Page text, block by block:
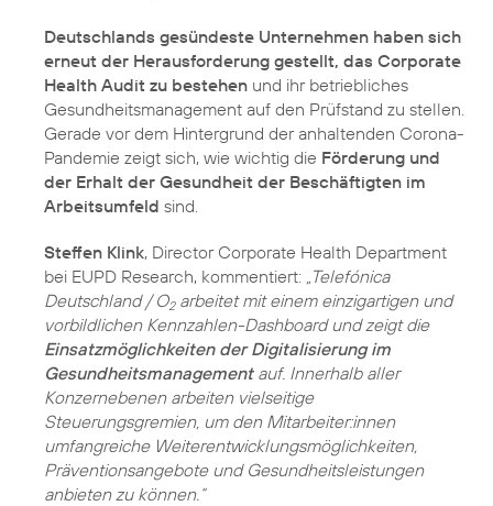
Deutschlands gesündeste Unternehmen haben sich
erneut der Herausforderung gestellt, das Corporate
Health Audit zu bestehen und ihr betriebliches
Gesundheitsmanagement auf den Prüfstand zu stellen.
Gerade vor dem Hintergrund der anhaltenden Corona-
Pandemie zeigt sich, wie wichtig die Förderung und
der Erhalt der Gesundheit der Beschäftigten im
Arbeitsumfeld sind.
Steffen Klink, Director Corporate Health Department
bei EUPD Research, kommentiert: „Telefónica
Deutschland / O2arbeitet mit einem einzigartigen und
vorbildlichen Kennzahlen-Dashboard und zeigt die
Einsatzmöglichkeiten der Digitalisierung im
Gesundheitsmanagementauf. Innerhalb aller
Konzernebenen arbeiten vielseitige
Steuerungsgremien, um den Mitarbeiter:innen
umfangreiche Weiterentwicklungsmöglichkeiten,
Präventionsangebote und Gesundheitsleistungen
anbieten zu können.“